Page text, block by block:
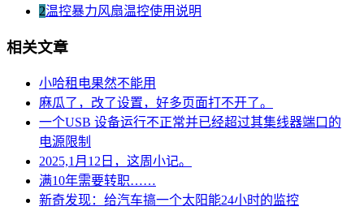
2温控暴力风扇温控使用说明
相关文章
小哈租电果然不能用
麻瓜了，改了设置，好多页面打不开了。
一个USB 设备运行不正常并已经超过其集线器端口的
电源限制
2025,1月12日，这周小记。
满10年需要转职……
新奇发现：给汽车搞一个太阳能24小时的监控